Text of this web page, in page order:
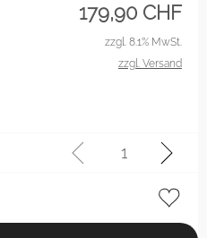
179,90 CHF
zzgl. 8.1% MwSt.
zzgl. Versand